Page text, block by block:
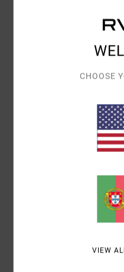
descontraído
Fecho com botão
Bolso com aba no
Punho da manga
Junção traseira e
[Tecido
CHOOSE
VIEW